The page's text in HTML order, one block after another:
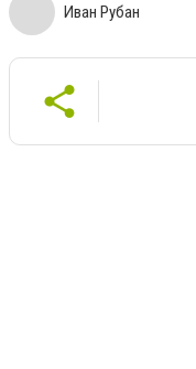
Иван Рубан